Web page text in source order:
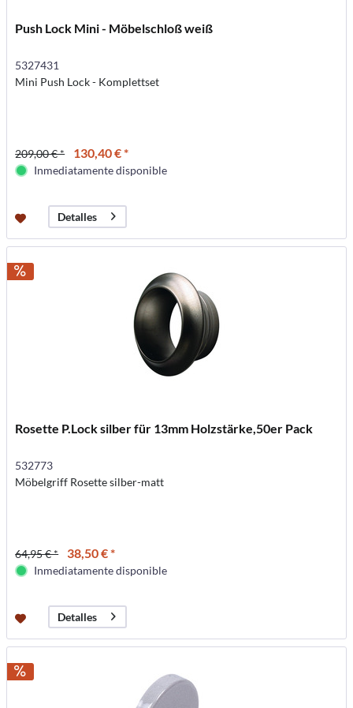
Push Lock Mini - Möbelschloß weiß
5327431
Mini Push Lock - Komplettset
209,00 € * 130,40 € *
Inmediatamente disponible
Detalles
Rosette P.Lock silber für 13mm Holzstärke,50er Pack
532773
Möbelgriff Rosette silber-matt
64,95 € * 38,50 € *
Inmediatamente disponible
Detalles